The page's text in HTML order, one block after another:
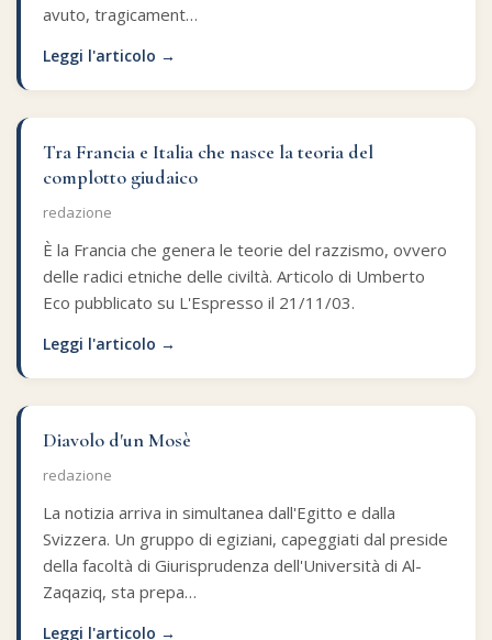
avuto, tragicament…
Leggi l'articolo →
Tra Francia e Italia che nasce la teoria del
complotto giudaico
redazione
È la Francia che genera le teorie del razzismo, ovvero
delle radici etniche delle civiltà. Articolo di Umberto
Eco pubblicato su L'Espresso il 21/11/03.
Leggi l'articolo →
Diavolo d'un Mosè
redazione
La notizia arriva in simultanea dall'Egitto e dalla
Svizzera. Un gruppo di egiziani, capeggiati dal preside
della facoltà di Giurisprudenza dell'Università di Al-
Zaqaziq, sta prepa…
Leggi l'articolo →